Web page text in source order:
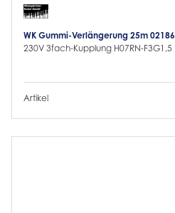
WK Gummi-Verlängerung 25m 02186
230V 3fach-Kupplung H07RN-F3G1,5
Artikel